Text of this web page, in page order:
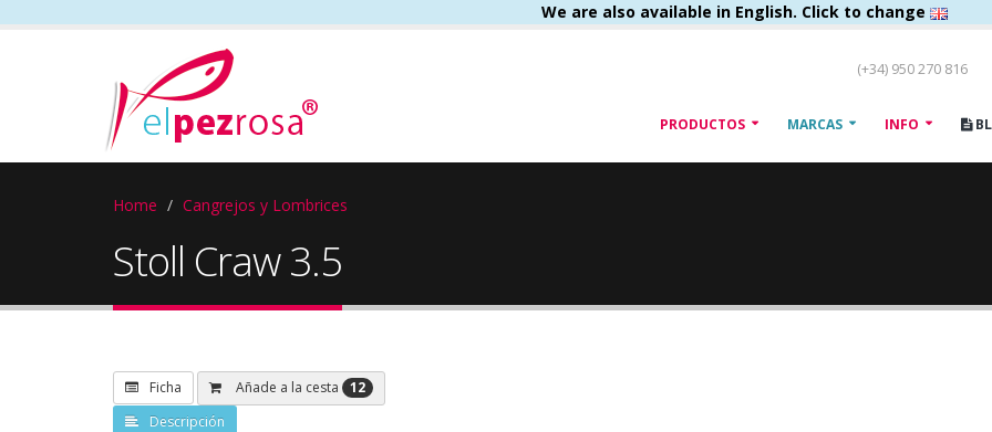
We are also available in English. Click to change
(+34) 950 270 816
PRODUCTOS MARCAS INFO
Home Cangrejos y Lombrices
Stoll Craw 3.5
Ficha Añade a la cesta
12
Descripción